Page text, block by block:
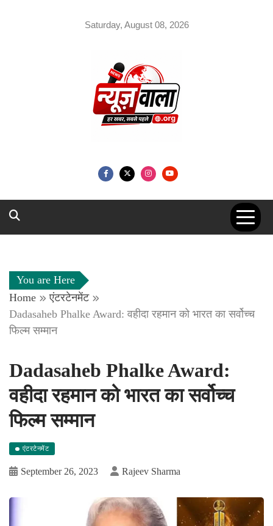
Saturday, August 08, 2026
You are Here
Home
एंटरटेनमेंट
Dadasaheb Phalke Award: वहीदा रहमान को भारत का सर्वोच्च
फिल्म सम्मान
Dadasaheb Phalke Award:
वहीदा रहमान को भारत का सर्वोच्च
फिल्म सम्मान
एंटरटेनमेंट
September 26, 2023 Rajeev Sharma